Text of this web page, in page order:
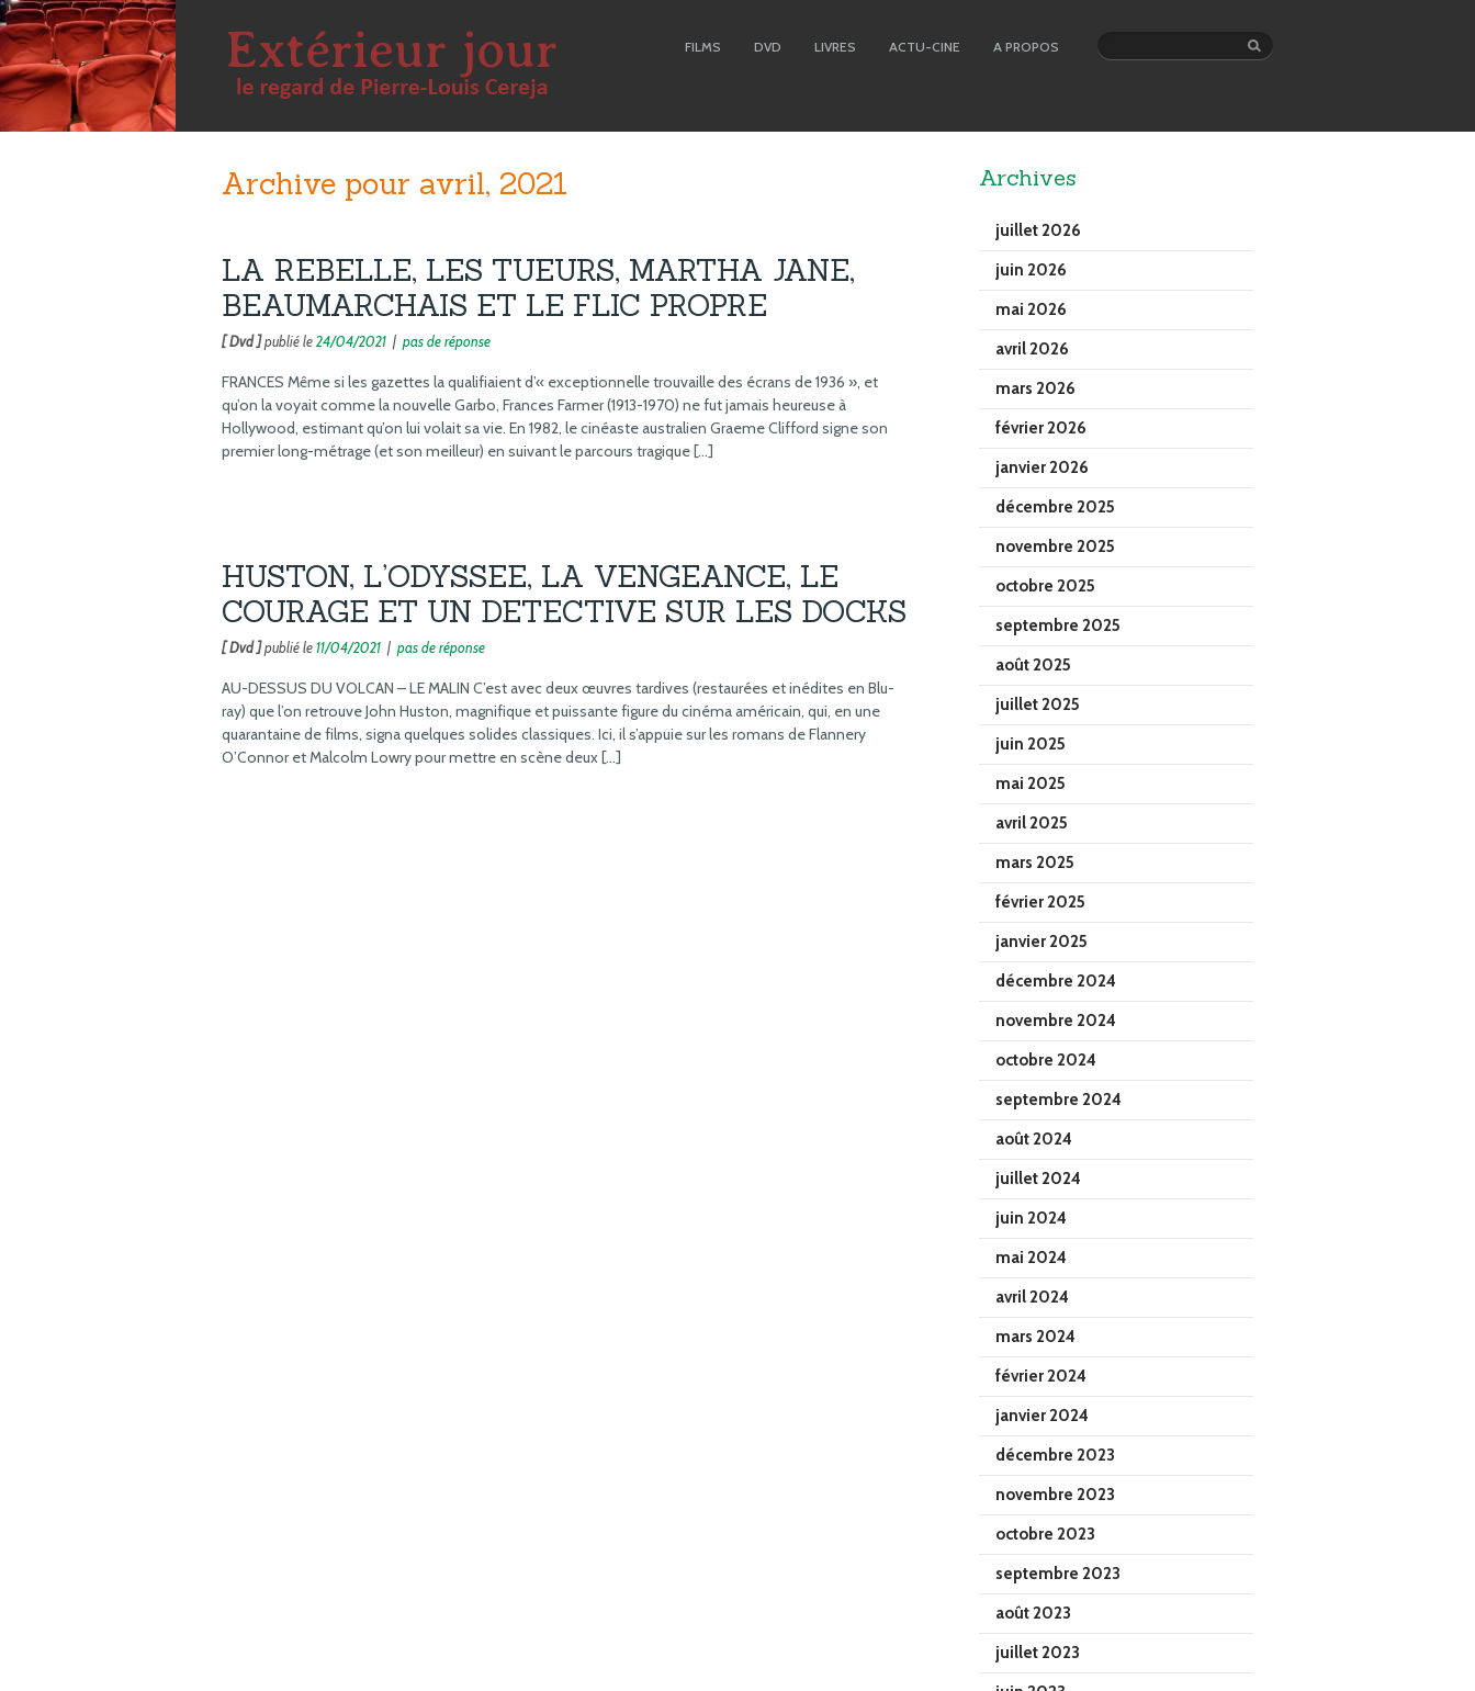
FILMS DVD LIVRES ACTU-CINE A PROPOS
Archive pour avril, 2021
LA REBELLE, LES TUEURS, MARTHA JANE,
BEAUMARCHAIS ET LE FLIC PROPRE
[ Dvd ]publié le24/04/2021 | pas de réponse
FRANCES Même si les gazettes la qualifiaient d’« exceptionnelle trouvaille des écrans de 1936 », et
qu’on la voyait comme la nouvelle Garbo, Frances Farmer (1913-1970) ne fut jamais heureuse à
Hollywood, estimant qu’on lui volait sa vie. En 1982, le cinéaste australien Graeme Clifford signe son
premier long-métrage (et son meilleur) en suivant le parcours tragique […]
HUSTON, L’ODYSSEE, LA VENGEANCE, LE
COURAGE ET UN DETECTIVE SUR LES DOCKS
[ Dvd ]publié le11/04/2021 | pas de réponse
AU-DESSUS DU VOLCAN – LE MALIN C’est avec deux œuvres tardives (restaurées et inédites en Blu-
ray) que l’on retrouve John Huston, magnifique et puissante figure du cinéma américain, qui, en une
quarantaine de films, signa quelques solides classiques. Ici, il s’appuie sur les romans de Flannery
O’Connor et Malcolm Lowry pour mettre en scène deux […]
Archives
juillet 2026
juin 2026
mai 2026
avril 2026
mars 2026
février 2026
janvier 2026
décembre 2025
novembre 2025
octobre 2025
septembre 2025
août 2025
juillet 2025
juin 2025
mai 2025
avril 2025
mars 2025
février 2025
janvier 2025
décembre 2024
novembre 2024
octobre 2024
septembre 2024
août 2024
juillet 2024
juin 2024
mai 2024
avril 2024
mars 2024
février 2024
janvier 2024
décembre 2023
novembre 2023
octobre 2023
septembre 2023
août 2023
juillet 2023